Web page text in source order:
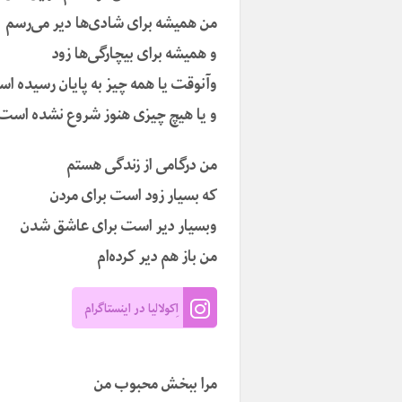
من همیشه برای شادی‌ها دیر می‌رسم
و همیشه برای بیچارگی‌ها زود
وآنوقت یا همه چیز به پایان رسیده
و یا هیچ چیزی هنوز شروع نشده
من درگامی از زندگی هستم
که بسیار زود است برای مردن
وبسیار دیر است برای عاشق شدن
من باز هم دیر کرده‌ام
اِکولالیا در اینستاگرام
مرا ببخش محبوب من